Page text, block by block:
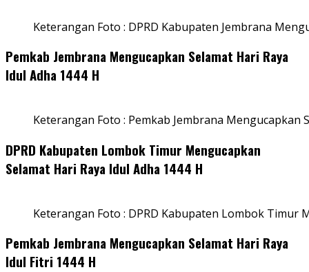
Keterangan Foto : DPRD Kabupaten Jembrana
Pemkab Jembrana Mengucapkan Selamat Hari Raya
Idul Adha 1444 H
Keterangan Foto : Pemkab Jembrana Mengucapkan
DPRD Kabupaten Lombok Timur Mengucapkan
Selamat Hari Raya Idul Adha 1444 H
Keterangan Foto : DPRD Kabupaten Lombok Timur
Pemkab Jembrana Mengucapkan Selamat Hari Raya
Idul Fitri 1444 H